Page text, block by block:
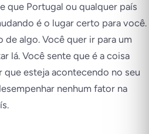
que Portugal ou qualquer país
é o lugar certo para você.
algo. Você quer ir para um
lá. Você sente que é a coisa
esteja acontecendo no seu
nenhum fator na